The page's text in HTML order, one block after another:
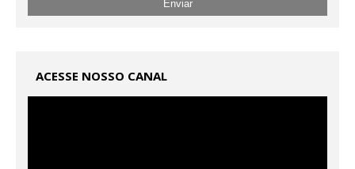
ACESSE NOSSO CANAL